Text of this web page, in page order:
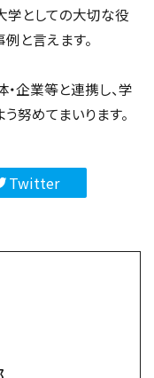
学としての大切な役
と言えます。
企業等と連携し、学
努めてまいります。
Twitter